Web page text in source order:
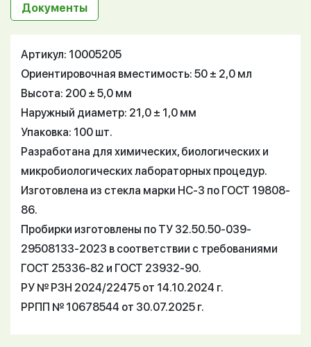
Документы
Артикул: 10005205
Ориентировочная вместимость: 50 ± 2,0 мл
Высота: 200 ± 5,0 мм
Наружный диаметр: 21,0 ± 1,0 мм
Упаковка: 100 шт.
Разработана для химических, биологических и
микробиологических лабораторных процедур.
Изготовлена из стекла марки НС-3 по ГОСТ 19808-
86.
Пробирки изготовлены по ТУ 32.50.50-039-
29508133-2023 в соответствии с требованиями
ГОСТ 25336-82 и ГОСТ 23932-90.
РУ № РЗН 2024/22475 от 14.10.2024 г.
РРПП № 10678544 от 30.07.2025 г.